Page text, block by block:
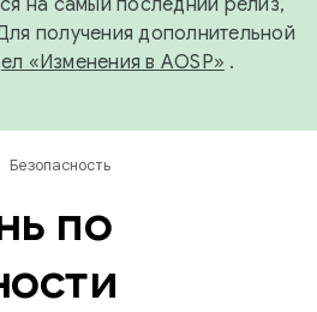
на самый последний релиз,
получения дополнительной
«Изменения в AOSP» .
Безопасность
по